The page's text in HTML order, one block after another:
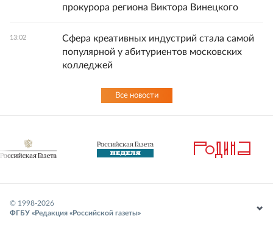
прокурора региона Виктора Винецкого
13:02
Сфера креативных индустрий стала самой
популярной у абитуриентов московских
колледжей
Все новости
© 1998-2026
ФГБУ «Редакция «Российской газеты»